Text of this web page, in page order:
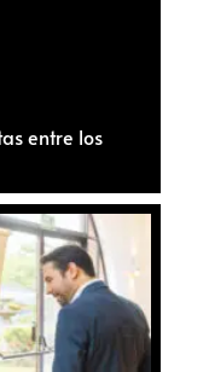
entre los